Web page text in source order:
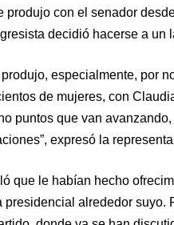
produjo con el senador
decidió hacerse a un
especialmente, por
de mujeres, con
puntos que van
expresó la
que le habían hecho
presidencial alrededor suyo.